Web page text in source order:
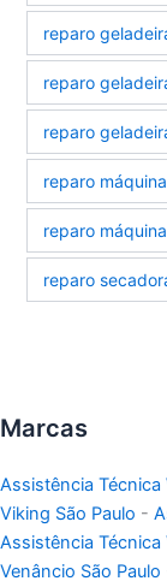
reparo
reparo
reparo
reparo
reparo
reparo
Marcas
Assistência Técnica
Viking São Paulo -
Assistência Técnica
Venâncio São Paulo